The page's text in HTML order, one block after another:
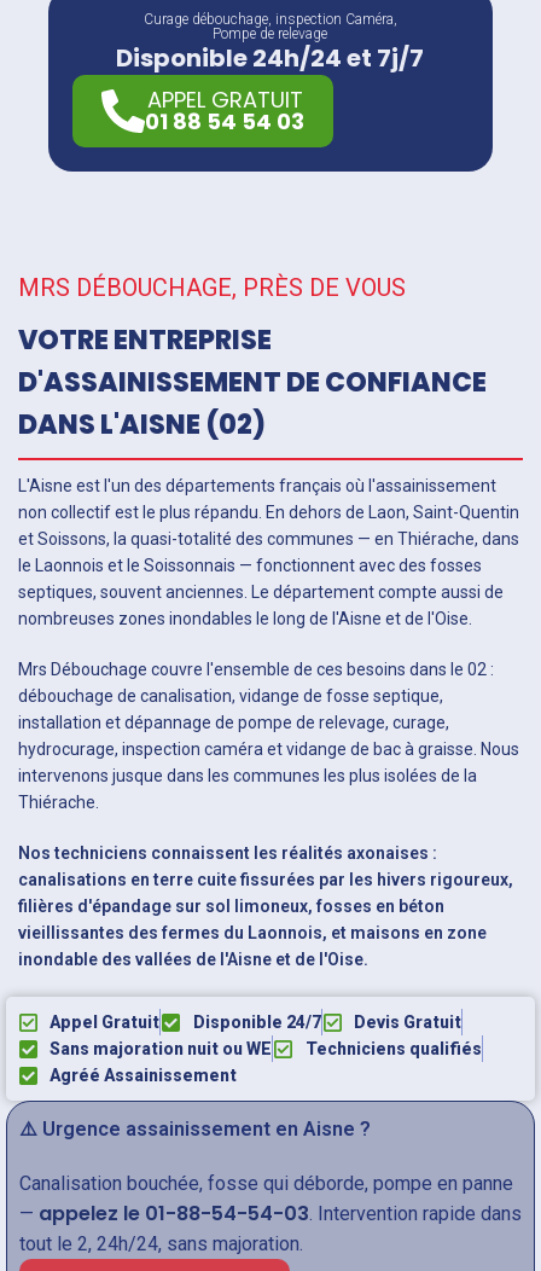
Curage débouchage, inspection Caméra,
Pompe de relevage
Disponible 24h/24 et 7j/7
APPEL GRATUIT
01 88 54 54 03
MRS DÉBOUCHAGE, PRÈS DE VOUS
VOTRE ENTREPRISE
D'ASSAINISSEMENT DE CONFIANCE
DANS L'AISNE (02)
L'Aisne est l'un des départements français où l'assainissement
non collectif est le plus répandu. En dehors de Laon, Saint-Quentin
et Soissons, la quasi-totalité des communes — en Thiérache, dans
le Laonnois et le Soissonnais — fonctionnent avec des fosses
septiques, souvent anciennes. Le département compte aussi de
nombreuses zones inondables le long de l'Aisne et de l'Oise.
Mrs Débouchage couvre l'ensemble de ces besoins dans le 02 :
débouchage de canalisation, vidange de fosse septique,
installation et dépannage de pompe de relevage, curage,
hydrocurage, inspection caméra et vidange de bac à graisse. Nous
intervenons jusque dans les communes les plus isolées de la
Thiérache.
Nos techniciens connaissent les réalités axonaises :
canalisations en terre cuite fissurées par les hivers rigoureux,
filières d'épandage sur sol limoneux, fosses en béton
vieillissantes des fermes du Laonnois, et maisons en zone
inondable des vallées de l'Aisne et de l'Oise.
Appel Gratuit Disponible 24/7
Devis Gratuit
Sans majoration nuit ou WE
Techniciens qualifiés
Agréé Assainissement
⚠️ Urgence assainissement en Aisne ?
Canalisation bouchée, fosse qui déborde, pompe en panne
— appelez le 01-88-54-54-03. Intervention rapide dans
tout le 2, 24h/24, sans majoration.